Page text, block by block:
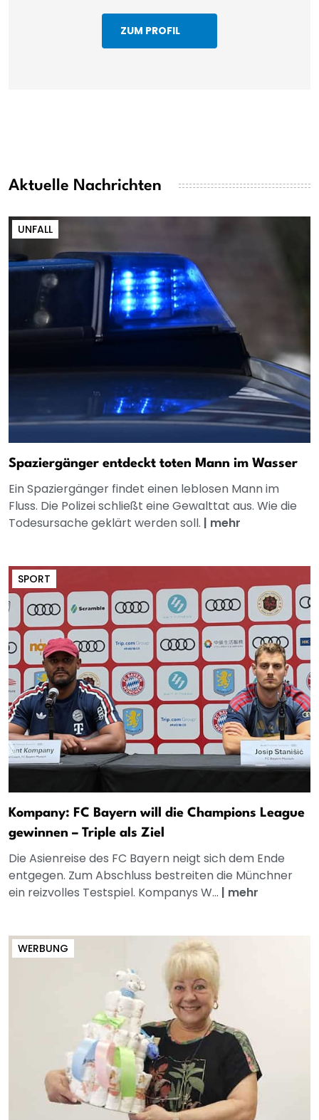
ZUM PROFIL
Aktuelle Nachrichten
UNFALL
Spaziergänger entdeckt toten Mann im Wasser
Ein Spaziergänger findet einen leblosen Mann im
Fluss. Die Polizei schließt eine Gewalttat aus. Wie die
Todesursache geklärt werden soll. | mehr
SPORT
Kompany: FC Bayern will die Champions League
gewinnen – Triple als Ziel
Die Asienreise des FC Bayern neigt sich dem Ende
entgegen. Zum Abschluss bestreiten die Münchner
ein reizvolles Testspiel. Kompanys W... | mehr
WERBUNG